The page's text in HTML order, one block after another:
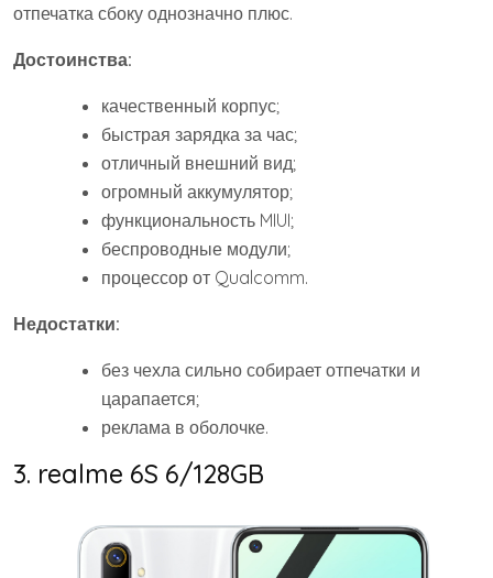
отпечатка сбоку однозначно плюс.
Достоинства:
качественный корпус;
быстрая зарядка за час;
отличный внешний вид;
огромный аккумулятор;
функциональность MIUI;
беспроводные модули;
процессор от Qualcomm.
Недостатки:
без чехла сильно собирает отпечатки и
царапается;
реклама в оболочке.
3. realme 6S 6/128GB